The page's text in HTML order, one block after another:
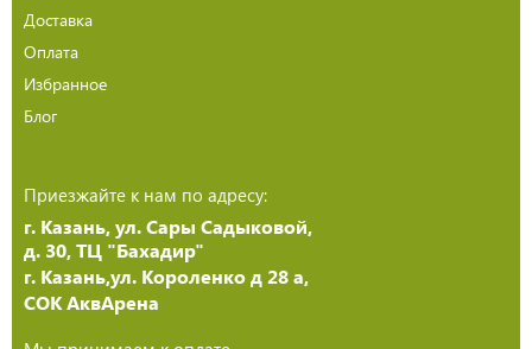
Доставка
Оплата
Избранное
Блог
Приезжайте к нам по адресу:
г. Казань, ул. Сары Садыковой,
д. 30, ТЦ "Бахадир"
г. Казань,ул. Короленко д 28 а,
СОК АквАрена